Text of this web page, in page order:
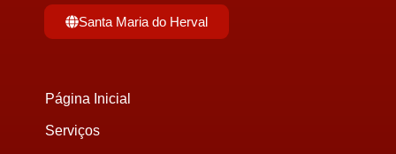
Santa Maria do Herval
Página Inicial
Serviços